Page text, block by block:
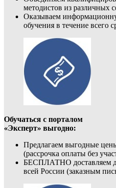
методистов из различных
Оказываем
обучения в течение всего
Обучаться с порталом
«Эксперт» выгодно:
Предлагаем выгодные
(рассрочка оплаты без
БЕСПЛАТНО доставляем
всей России (заказным